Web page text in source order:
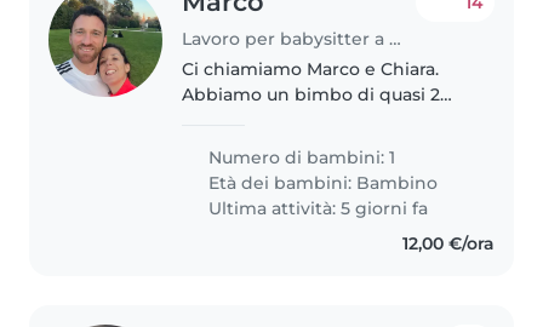
Lavoro per babysitter a Milano
Ci chiamiamo Marco e Chiara.
Abbiamo un bimbo di quasi 2
babysiter fissa per mezza
giornata o anche occasionale
durante il giorno per quando
Numero di bambini: 1
Età dei bambini: Bambino
Ultima attività: 5 giorni fa
12,00 €/ora